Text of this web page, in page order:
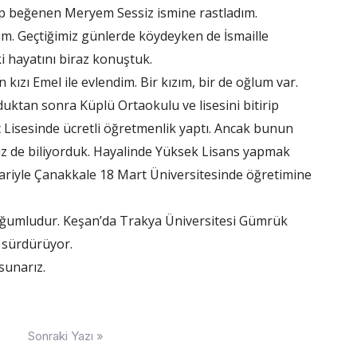
Meryem Sessiz ismine rastladım.
Geçtiğimiz günlerde köydeyken de İsmaille
hayatını biraz konuştuk.
Emel ile evlendim. Bir kızım, bir de oğlum var.
sonra Küplü Ortaokulu ve lisesini bitirip
ücretli öğretmenlik yaptı. Ancak bunun
de biliyorduk. Hayalinde Yüksek Lisans yapmak
Çanakkale 18 Mart Üniversitesinde öğretimine
Keşan’da Trakya Üniversitesi Gümrük
Sonraki Yazı »